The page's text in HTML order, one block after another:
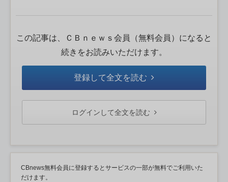
この記事は、ＣＢｎｅｗｓ会員（無料会員）になると
続きをお読みいただけます。
登録して全文を読む
ログインして全文を読む
CBnews無料会員に登録するとサービスの一部が無料でご利用いた
だけます。